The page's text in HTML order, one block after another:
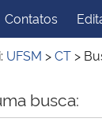
Ambiente
Principal do
Contatos
UFSM >CT >
busca: